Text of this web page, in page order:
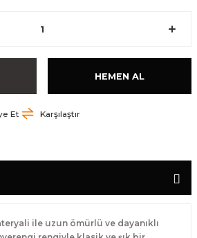
HEMEN AL
Et Karşılaştır
ile uzun ömürlü ve dayanıklı